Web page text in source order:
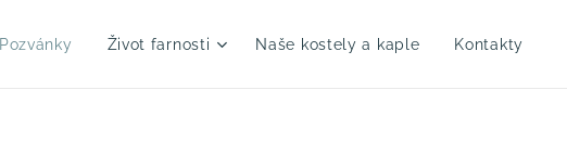
Pozvánky Život farnosti Naše kostely a kaple Kontakty